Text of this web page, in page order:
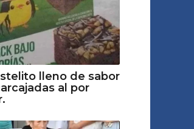
lleno de sabor
al por